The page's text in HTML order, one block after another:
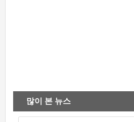
많이 본 뉴스